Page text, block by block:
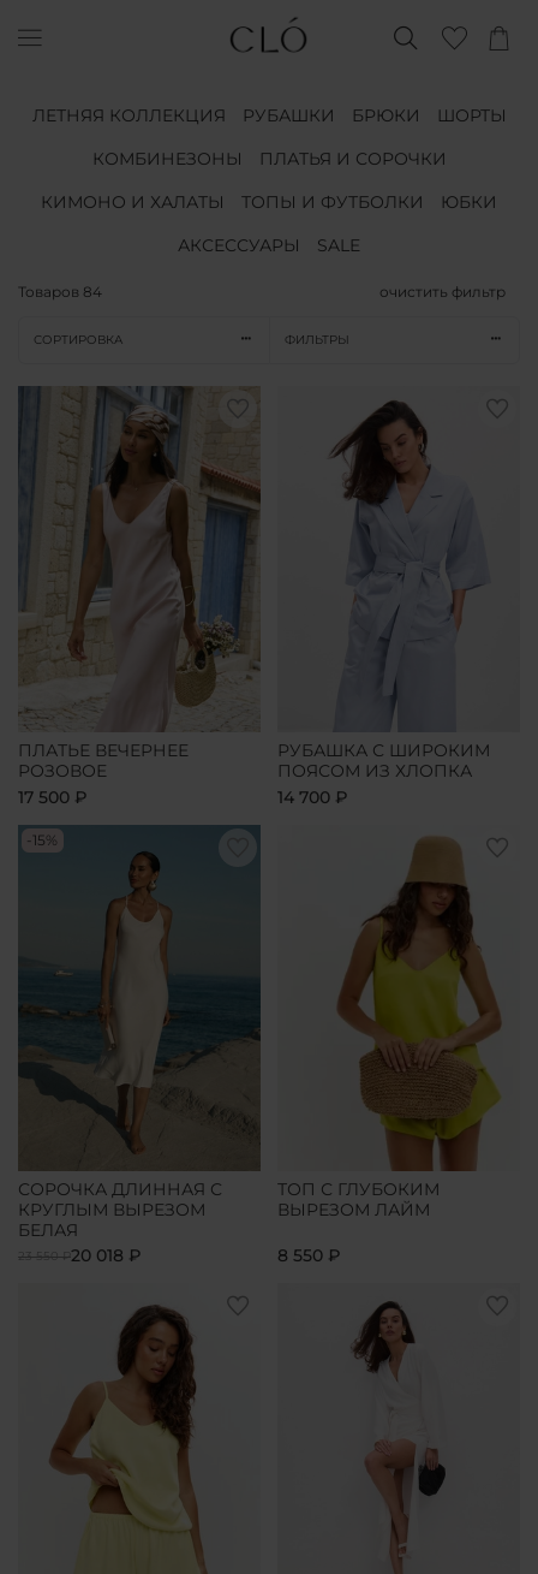
ЛЕТНЯЯ КОЛЛЕКЦИЯ РУБАШКИ БРЮКИ
ШОРТЫ
КОМБИНЕЗОНЫ
ПЛАТЬЯ И СОРОЧКИ
КИМОНО И ХАЛАТЫ
ТОПЫ И ФУТБОЛКИ
ЮБКИ
АКСЕССУАРЫ
SALE
Товаров 84 очистить фильтр
СОРТИРОВКА ФИЛЬТРЫ
ПЛАТЬЕ ВЕЧЕРНЕЕ
РОЗОВОЕ
17 500 ₽
РУБАШКА С ШИРОКИМ
ПОЯСОМ ИЗ ХЛОПКА
14 700 ₽
-15%
СОРОЧКА ДЛИННАЯ С
КРУГЛЫМ ВЫРЕЗОМ
БЕЛАЯ
23 550 ₽20 018 ₽
ТОП С ГЛУБОКИМ
ВЫРЕЗОМ ЛАЙМ
8 550 ₽